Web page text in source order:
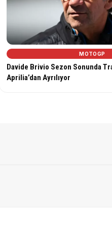
MOTOGP
Davide Brivio Sezon Sonunda
Aprilia’dan Ayrılıyor